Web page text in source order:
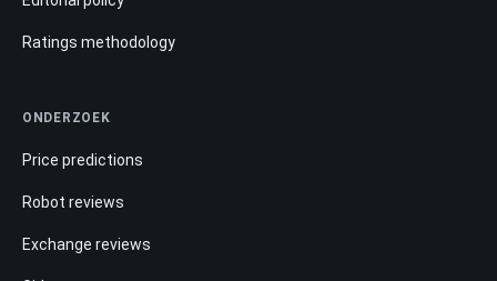
Ratings methodology
ONDERZOEK
Price predictions
Robot reviews
Exchange reviews